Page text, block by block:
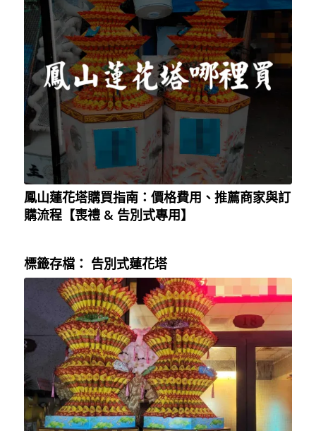
鳳山蓮花塔購買指南：價格費用、推薦商家與訂
購流程【喪禮 & 告別式專用】
標籤存檔： 告別式蓮花塔